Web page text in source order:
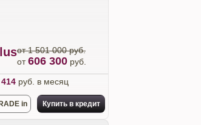
от 1 501 000 руб.
от606 300 руб.
414 руб. в месяц
in Купить в кредит